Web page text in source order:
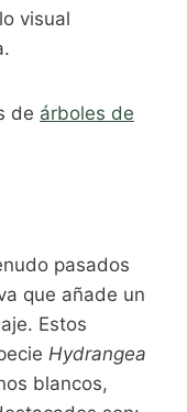
visual
de árboles de
pasados
que añade un
Estos
Hydrangea
blancos,